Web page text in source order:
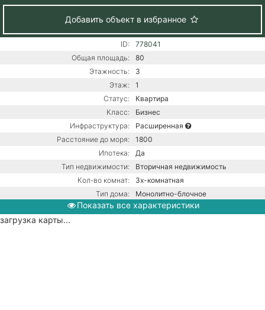
Добавить объект в избранное
ID:
778041
Общая площадь:
80
Этажность:
3
Этаж:
1
Статус:
Квартира
Класс:
Бизнес
Инфраструктура:
Расширенная
Расстояние до моря:
1800
Ипотека:
Да
Тип недвижимости:
Вторичная недвижимость
Кол-во комнат:
3х-комнатная
Тип дома:
Монолитно-блочное
Вид из окон:
На горы
Показать все характеристики
загрузка карты...